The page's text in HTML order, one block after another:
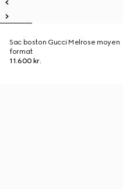
Sac boston Gucci Melrose moyen
format
11.600 kr.